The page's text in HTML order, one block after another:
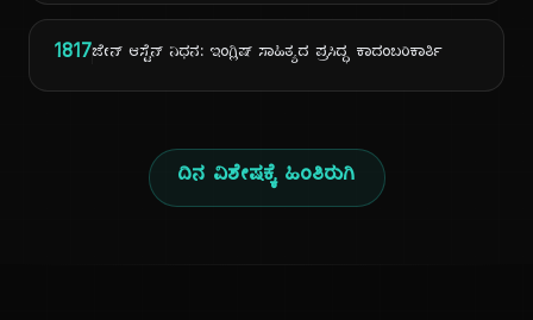
1817ಜೇನ್ ಆಸ್ಟೆನ್ ನಿಧನ: ಇಂಗ್ಲಿಷ್ ಸಾಹಿತ್ಯದ ಪ್ರಸಿದ್ಧ ಕಾದಂಬರಿಕಾರ್ತಿ
ದಿನ ವಿಶೇಷಕ್ಕೆ ಹಿಂತಿರುಗಿ